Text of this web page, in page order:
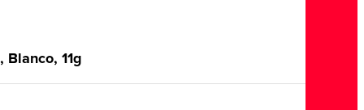
Blanco, 11g